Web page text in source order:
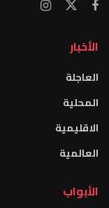
الأخبار
العاجلة
المحلية
الاقليمية
العالمية
الأبواب